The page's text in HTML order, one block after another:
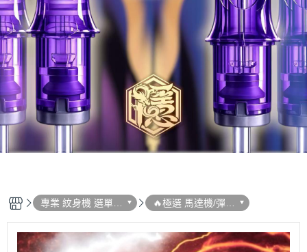
專業 紋身機 選單列
表
🔥極選 馬達機/彈片
機 系列